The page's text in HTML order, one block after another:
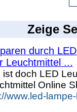
Zeige
durch
Leuchtmittel ...
ist doch LED
Online
www.led-